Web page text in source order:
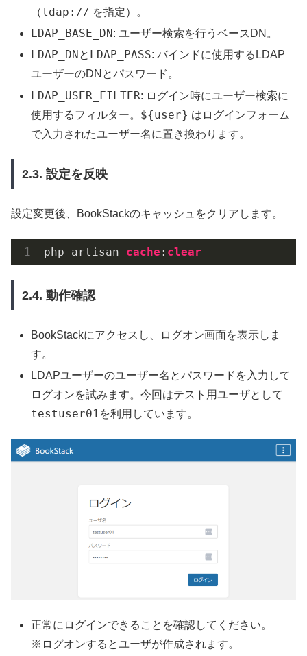
（ldap:// を指定）。
LDAP_BASE_DN : ユーザー検索を行うベースDN。
LDAP_DN と LDAP_PASS: バインドに使用するLDAP
ユーザーのDNとパスワード。
LDAP_USER_FILTER: ログイン時にユーザー検索に
使用するフィルター。 ${user} はログインフォーム
で入力されたユーザー名に置き換わります。
2.3. 設定を反映
設定変更後、BookStackのキャッシュをクリアします。
php artisan cache : clear
2.4. 動作確認
BookStackにアクセスし、ログオン画面を表示しま
す。
LDAPユーザーのユーザー名とパスワードを入力して
ログオンを試みます。今回はテスト用ユーザとして
testuser01を利用しています。
正常にログインできることを確認してください。
※ログオンするとユーザが作成されます。